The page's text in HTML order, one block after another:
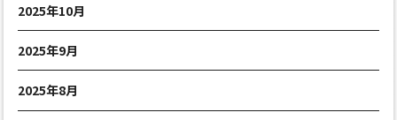
2025年10月
2025年9月
2025年8月